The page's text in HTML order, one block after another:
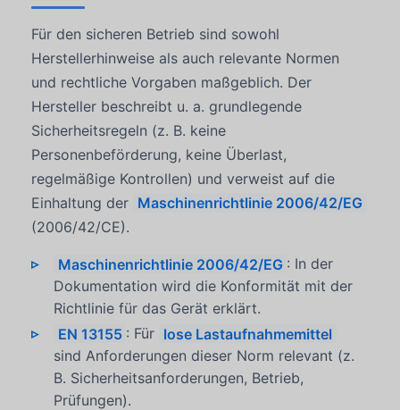
Für den sicheren Betrieb sind sowohl
Herstellerhinweise als auch relevante Normen
und rechtliche Vorgaben maßgeblich. Der
Hersteller beschreibt u. a. grundlegende
Sicherheitsregeln (z. B. keine
Personenbeförderung, keine Überlast,
regelmäßige Kontrollen) und verweist auf die
Einhaltung der Maschinenrichtlinie 2006/42/EG
(2006/42/CE).
Maschinenrichtlinie 2006/42/EG : In der
Dokumentation wird die Konformität mit der
Richtlinie für das Gerät erklärt.
EN 13155 : Für lose Lastaufnahmemittel
sind Anforderungen dieser Norm relevant (z.
B. Sicherheitsanforderungen, Betrieb,
Prüfungen).